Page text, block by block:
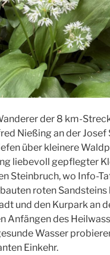
der 8 km-
Nießing an der
über kleinere
liebevoll gepflegter
Steinbruch, wo Info-
roten
und den Kurpark an
Anfängen des
Wasser
Einkehr.